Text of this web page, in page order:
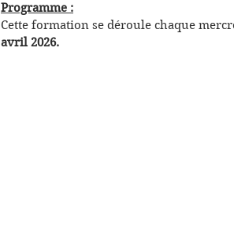
Programme :
Cette formation se déroule chaque
avril 2026.